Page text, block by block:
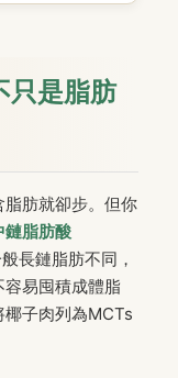
只是脂肪
肪就卻步。但你
鏈脂肪酸
長鏈脂肪不同，
易囤積成體脂
子肉列為MCTs